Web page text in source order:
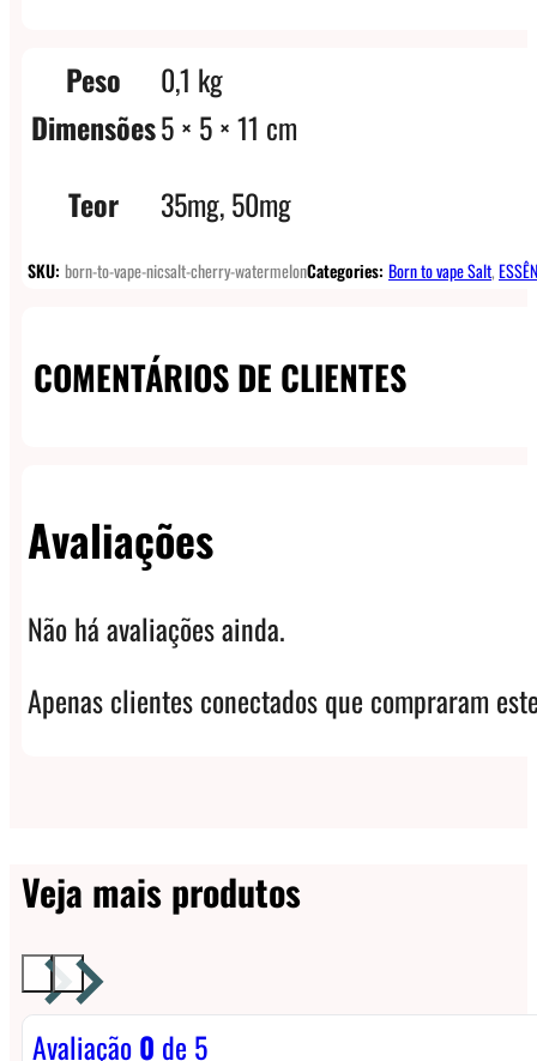
Peso
0,1 kg
Dimensões5 × 5 × 11 cm
Teor
35mg, 50mg
SKU: born-to-vape-nicsalt-cherry-watermelonCategories: Born to vape Salt,
COMENTÁRIOS DE CLIENTES
Avaliações
Não há avaliações ainda.
Apenas clientes conectados que compraram
Veja mais produtos
Avaliação0 de 5